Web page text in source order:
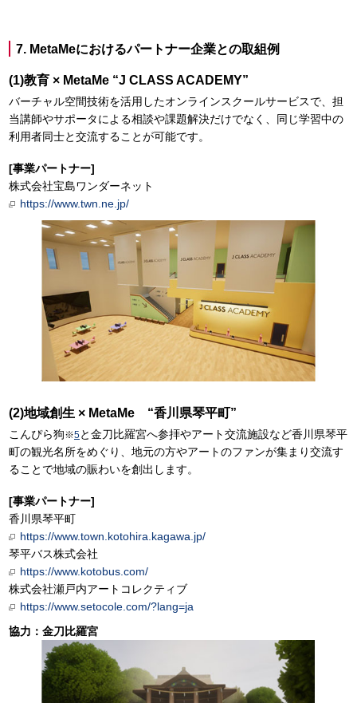
7. MetaMeにおけるパートナー企業との取組例
(1)教育 × MetaMe “J CLASS ACADEMY”
バーチャル空間技術を活用したオンラインスクールサービスで、担
当講師やサポータによる相談や課題解決だけでなく、同じ学習中の
利用者同士と交流することが可能です。
[事業パートナー]
株式会社宝島ワンダーネット
https://www.twn.ne.jp/
(2)地域創生 × MetaMe “香川県琴平町”
こんぴら狗※5と金刀比羅宮へ参拝やアート交流施設など香川県琴平
町の観光名所をめぐり、地元の方やアートのファンが集まり交流す
ることで地域の賑わいを創出します。
[事業パートナー]
香川県琴平町
https://www.town.kotohira.kagawa.jp/
琴平バス株式会社
https://www.kotobus.com/
株式会社瀬戸内アートコレクティブ
https://www.setocole.com/?lang=ja
協力：金刀比羅宮